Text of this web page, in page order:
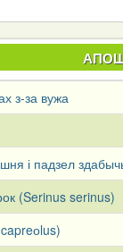
з-за вужа
і падзел
(Serinus serinus)